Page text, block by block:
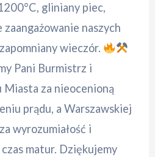
gliniany piec,
naszych
wieczór.
Pani Burmistrz i
Miasta za nieocenioną
prądu, a Warszawskiej
wyrozumiałość i
matur. Dziękujemy